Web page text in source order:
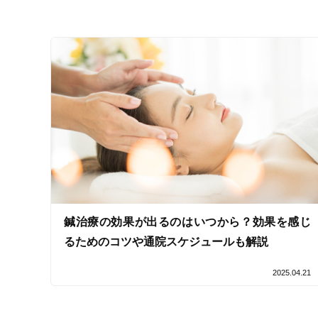
鍼治療の効果が出るのはいつから？効果を感じ
るためのコツや通院スケジュールも解説
2025.04.21